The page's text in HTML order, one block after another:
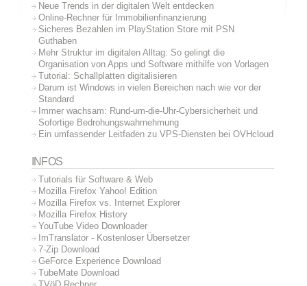
Neue Trends in der digitalen Welt entdecken
Online-Rechner für Immobilienfinanzierung
Sicheres Bezahlen im PlayStation Store mit PSN
Guthaben
Mehr Struktur im digitalen Alltag: So gelingt die
Organisation von Apps und Software mithilfe von Vorlagen
Tutorial: Schallplatten digitalisieren
Darum ist Windows in vielen Bereichen nach wie vor der
Standard
Immer wachsam: Rund-um-die-Uhr-Cybersicherheit und
Sofortige Bedrohungswahrnehmung
Ein umfassender Leitfaden zu VPS-Diensten bei OVHcloud
INFOS
Tutorials für Software & Web
Mozilla Firefox Yahoo! Edition
Mozilla Firefox vs. Internet Explorer
Mozilla Firefox History
YouTube Video Downloader
ImTranslator - Kostenloser Übersetzer
7-Zip Download
GeForce Experience Download
TubeMate Download